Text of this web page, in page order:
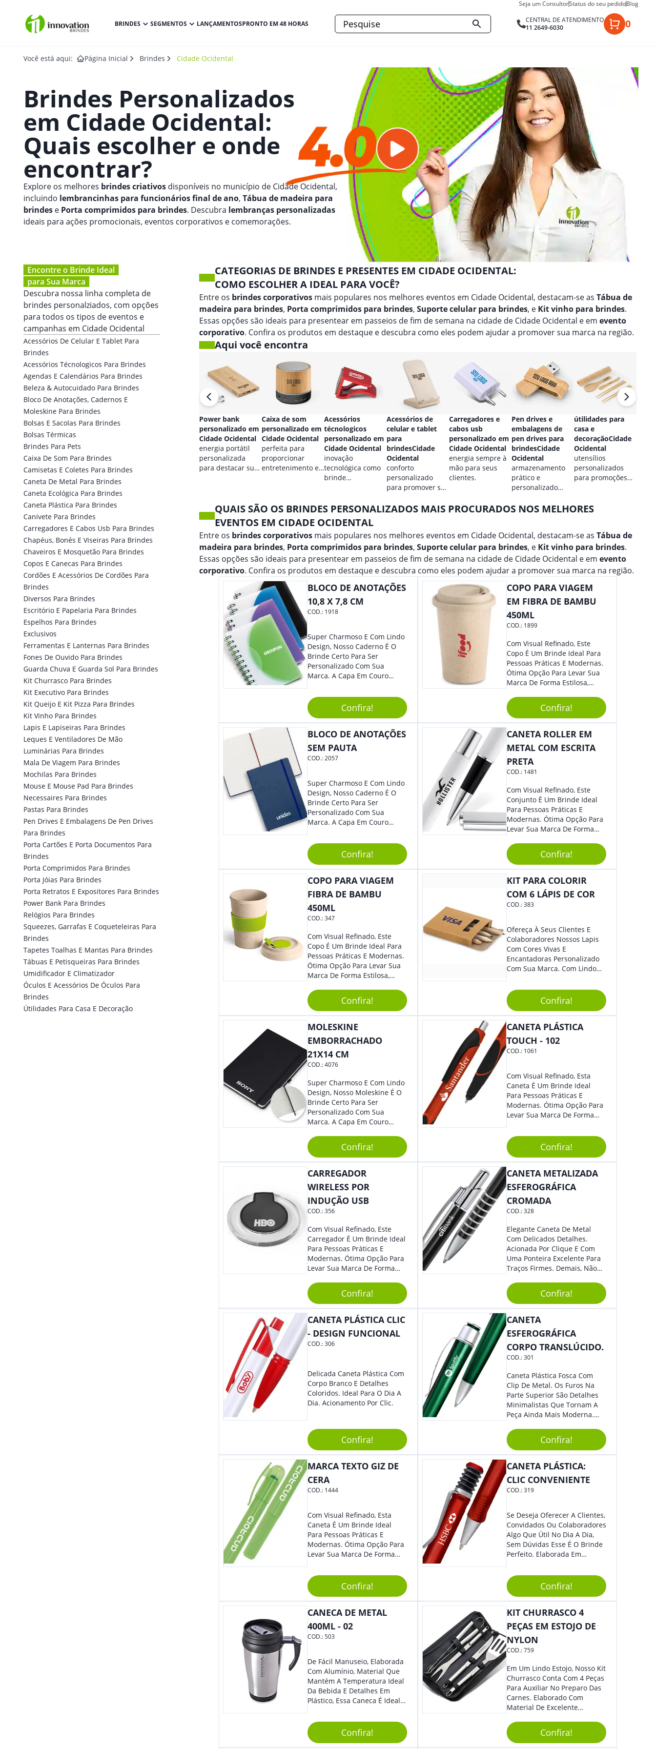
Seja um ConsultorStatus do seu pedidoBlog
BRINDES SEGMENTOS LANÇAMENTOSPRONTO EM 48 HORAS
CENTRAL DE ATENDIMENTO
11 2649-6030
0
Você está aqui: Página Inicial Brindes Cidade Ocidental
Brindes Personalizados
em Cidade Ocidental:
Quais escolher e onde
encontrar?
Explore os melhores brindes criativos disponíveis no município de Cidade Ocidental,
incluindo lembrancinhas para funcionários final de ano, Tábua de madeira para
brindes e Porta comprimidos para brindes. Descubra lembranças personalizadas
ideais para ações promocionais, eventos corporativos e comemorações.
Encontre o Brinde Ideal
para Sua Marca
Descubra nossa linha completa de
brindes personalziados, com opções
para todos os tipos de eventos e
campanhas em Cidade Ocidental
Acessórios De Celular E Tablet Para
Brindes
Acessórios Técnologicos Para Brindes
Agendas E Calendários Para Brindes
Beleza & Autocuidado Para Brindes
Bloco De Anotações, Cadernos E
Moleskine Para Brindes
Bolsas E Sacolas Para Brindes
Bolsas Térmicas
Brindes Para Pets
Caixa De Som Para Brindes
Camisetas E Coletes Para Brindes
Caneta De Metal Para Brindes
Caneta Ecológica Para Brindes
Caneta Plástica Para Brindes
Canivete Para Brindes
Carregadores E Cabos Usb Para Brindes
Chapéus, Bonés E Viseiras Para Brindes
Chaveiros E Mosquetão Para Brindes
Copos E Canecas Para Brindes
Cordões E Acessórios De Cordões Para
Brindes
Diversos Para Brindes
Escritório E Papelaria Para Brindes
Espelhos Para Brindes
Exclusivos
Ferramentas E Lanternas Para Brindes
Fones De Ouvido Para Brindes
Guarda Chuva E Guarda Sol Para Brindes
Kit Churrasco Para Brindes
Kit Executivo Para Brindes
Kit Queijo E Kit Pizza Para Brindes
Kit Vinho Para Brindes
Lapis E Lapiseiras Para Brindes
Leques E Ventiladores De Mão
Luminárias Para Brindes
Mala De Viagem Para Brindes
Mochilas Para Brindes
Mouse E Mouse Pad Para Brindes
Necessaires Para Brindes
Pastas Para Brindes
Pen Drives E Embalagens De Pen Drives
Para Brindes
Porta Cartões E Porta Documentos Para
Brindes
Porta Comprimidos Para Brindes
Porta Jóias Para Brindes
Porta Retratos E Expositores Para Brindes
Power Bank Para Brindes
Relógios Para Brindes
Squeezes, Garrafas E Coqueteleiras Para
Brindes
Tapetes Toalhas E Mantas Para Brindes
Tábuas E Petisqueiras Para Brindes
Umidificador E Climatizador
Óculos E Acessórios De Óculos Para
Brindes
Útilidades Para Casa E Decoração
CATEGORIAS DE BRINDES E PRESENTES EM CIDADE OCIDENTAL:
COMO ESCOLHER A IDEAL PARA VOCÊ?
Entre os brindes corporativos mais populares nos melhores eventos em Cidade Ocidental, destacam-se as Tábua de
madeira para brindes, Porta comprimidos para brindes, Suporte celular para brindes, e Kit vinho para brindes.
Essas opções são ideais para presentear em passeios de fim de semana na cidade de Cidade Ocidental e em evento
corporativo. Confira os produtos em destaque e descubra como eles podem ajudar a promover sua marca na região.
Aqui você encontra
Power bank
personalizado em
Cidade Ocidental
energia portátil
personalizada
para destacar sua
Caixa de som
personalizado em
Cidade Ocidental
perfeita para
proporcionar
entretenimento e
Acessórios
técnologicos
personalizado em
Cidade Ocidental
inovação
tecnológica como
brinde
Acessórios de
celular e tablet
para
brindesCidade
Ocidental
conforto
personalizado
para promover sua
Carregadores e
cabos usb
personalizado em
Cidade Ocidental
energia sempre à
mão para seus
clientes.
Pen drives e
embalagens de
pen drives para
brindesCidade
Ocidental
armazenamento
prático e
personalizado
útilidades para
casa e
decoraçãoCidade
Ocidental
utensílios
personalizados
para promoções
QUAIS SÃO OS BRINDES PERSONALIZADOS MAIS PROCURADOS NOS MELHORES
EVENTOS EM CIDADE OCIDENTAL
Entre os brindes corporativos mais populares nos melhores eventos em Cidade Ocidental, destacam-se as Tábua de
madeira para brindes, Porta comprimidos para brindes, Suporte celular para brindes, e Kit vinho para brindes.
Essas opções são ideais para presentear em passeios de fim de semana na cidade de Cidade Ocidental e em evento
corporativo. Confira os produtos em destaque e descubra como eles podem ajudar a promover sua marca na região.
BLOCO DE ANOTAÇÕES
10,8 X 7,8 CM
COD.: 1918
Super Charmoso E Com Lindo
Design, Nosso Caderno É O
Brinde Certo Para Ser
Personalizado Com Sua
Marca. A Capa Em Couro
Elástico Permite Maior
Segurança Ao Carregá-Lo.
Ofereça A Seus Clientes E
Colaboradores, Sem Dúvidas
Eles Irão Adorar.
Confira!
COPO PARA VIAGEM
EM FIBRA DE BAMBU
450ML
COD.: 1899
Com Visual Refinado, Este
Copo É Um Brinde Ideal Para
Pessoas Práticas E Modernas.
Ótima Opção Para Levar Sua
Marca De Forma Estilosa,
Empresa Em Eventos,
Reuniões Corporativas Ou Até
Mesmo Para Presentear
Colaboradores.
Confira!
BLOCO DE ANOTAÇÕES
SEM PAUTA
COD.:2057
Super Charmoso E Com Lindo
Design, Nosso Caderno É O
Brinde Certo Para Ser
Personalizado Com Sua
Marca. A Capa Em Couro
Elástico Permite Maior
Segurança Ao Carregá-Lo.
Ofereça A Seus Clientes E
Colaboradores, Sem Dúvidas
Eles Irão Adorar.
Confira!
CANETA ROLLER EM
METAL COM ESCRITA
PRETA
COD.: 1481
Com Visual Refinado, Este
Conjunto É Um Brinde Ideal
Para Pessoas Práticas E
Modernas. Ótima Opção Para
Levar Sua Marca De Forma
Sua Empresa Em Eventos,
Reuniões Corporativas Ou Até
Mesmo Para Presentear
Colaboradores E Parceiros De
Sua Empresa.
Confira!
COPO PARA VIAGEM
FIBRA DE BAMBU
450ML
COD.:347
Com Visual Refinado, Este
Copo É Um Brinde Ideal Para
Pessoas Práticas E Modernas.
Ótima Opção Para Levar Sua
Marca De Forma Estilosa,
Empresa Em Eventos,
Reuniões Corporativas Ou Até
Mesmo Para Presentear
Colaboradores.
Confira!
KIT PARA COLORIR
COM 6 LÁPIS DE COR
COD.:383
Ofereça À Seus Clientes E
Colaboradores Nossos Lapis
Com Cores Vivas E
Encantadoras Personalizado
Com Sua Marca. Com Lindo
Para Diversas Ocasiões.
Perfeito, Não É?!
Confira!
MOLESKINE
EMBORRACHADO
21X14 CM
COD.:4076
Super Charmoso E Com Lindo
Design, Nosso Moleskine É O
Brinde Certo Para Ser
Personalizado Com Sua
Marca. A Capa Em Couro
Elástico Permite Maior
Segurança Ao Carregá-Lo.
Ofereça A Seus Clientes E
Colaboradores, Sem Dúvidas
Confira!
CANETA PLÁSTICA
TOUCH - 102
COD.: 1061
Com Visual Refinado, Esta
Caneta É Um Brinde Ideal
Para Pessoas Práticas E
Modernas. Ótima Opção Para
Levar Sua Marca De Forma
Sua Empresa Em Eventos,
Reuniões Corporativas Ou Até
Mesmo Para Presentear
Colaboradores E Parceiros De
Sua Empresa.
Confira!
CARREGADOR
WIRELESS POR
INDUÇÃO USB
COD.:356
Com Visual Refinado, Este
Carregador É Um Brinde Ideal
Para Pessoas Práticas E
Modernas. Ótima Opção Para
Levar Sua Marca De Forma
Sua Empresa Em Eventos,
Reuniões Corporativas Ou Até
Mesmo Para Presentear
Colaboradores E Parceiros De
Confira!
CANETA METALIZADA
ESFEROGRÁFICA
CROMADA
COD.:328
Elegante Caneta De Metal
Com Delicados Detalhes.
Acionada Por Clique E Com
Uma Ponteira Excelente Para
Traços Firmes. Demais, Não
Confira!
CANETA PLÁSTICA CLIC
- DESIGN FUNCIONAL
COD.:306
Delicada Caneta Plástica Com
Corpo Branco E Detalhes
Coloridos. Ideal Para O Dia A
Dia. Acionamento Por Clic.
Confira!
CANETA
ESFEROGRÁFICA
CORPO TRANSLÚCIDO.
COD.:301
Caneta Plástica Fosca Com
Clip De Metal. Os Furos Na
Parte Superior São Detalhes
Minimalistas Que Tornam A
Peça Ainda Mais Moderna.
Em Que Deseja Presentear
Seus Convidados E Clientes.
Acionamento Por Clic.
Confira!
MARCA TEXTO GIZ DE
CERA
COD.: 1444
Com Visual Refinado, Esta
Caneta É Um Brinde Ideal
Para Pessoas Práticas E
Modernas. Ótima Opção Para
Levar Sua Marca De Forma
Sua Empresa Em Eventos,
Reuniões Corporativas Ou Até
Mesmo Para Presentear
Colaboradores.
Confira!
CANETA PLÁSTICA:
CLIC CONVENIENTE
COD.:319
Se Deseja Oferecer A Clientes,
Convidados Ou Colaboradores
Algo Que Útil No Dia A Dia,
Sem Dúvidas Esse É O Brinde
Perfeito. Elaborada Em
Com Detalhes Em Metal, Essa
Incrível Caneta Esferográfica É
Acionada Na Por Clic Na Parte
Superior.
Confira!
CANECA DE METAL
400ML - 02
COD.:503
De Fácil Manuseio, Elaborada
Com Alumínio, Material Que
Mantém A Temperatura Ideal
Da Bebida E Detalhes Em
Plástico, Essa Caneca É Ideal
Estilo E Surpreender À Todos.
Versátil, O Brinde Se Adequa
À Feiras, Eventos E Até Mesmo
Confira!
KIT CHURRASCO 4
PEÇAS EM ESTOJO DE
NYLON
COD.:759
Em Um Lindo Estojo, Nosso Kit
Churrasco Conta Com 4 Peças
Para Auxiliar No Preparo Das
Carnes. Elaborado Com
Material De Excelente
Tradicional, Sem Dúvidas É O
Brinde Certo Para Todos Os
Públicos. Personalize-O Com
Confira!